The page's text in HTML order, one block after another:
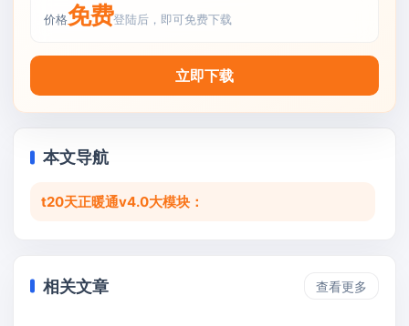
价格免费登陆后，即可免费下载
立即下载
本文导航
t20天正暖通v4.0大模块：
相关文章 查看更多